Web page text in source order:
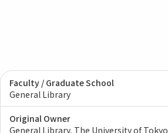
Faculty / Graduate School
General Library
Original Owner
General Library, The University of Tokyo